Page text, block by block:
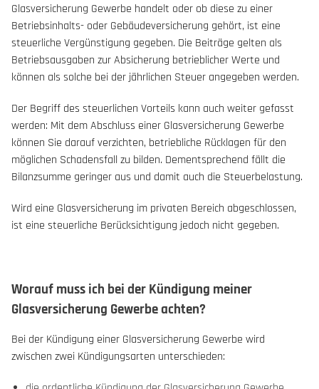
Glasversicherung Gewerbe handelt oder ob diese zu einer
Betriebsinhalts- oder Gebäudeversicherung gehört, ist eine
steuerliche Vergünstigung gegeben. Die Beiträge gelten als
Betriebsausgaben zur Absicherung betrieblicher Werte und
können als solche bei der jährlichen Steuer angegeben werden.
Der Begriff des steuerlichen Vorteils kann auch weiter gefasst
werden: Mit dem Abschluss einer Glasversicherung Gewerbe
können Sie darauf verzichten, betriebliche Rücklagen für den
möglichen Schadensfall zu bilden. Dementsprechend fällt die
Bilanzsumme geringer aus und damit auch die Steuerbelastung.
Wird eine Glasversicherung im privaten Bereich abgeschlossen,
ist eine steuerliche Berücksichtigung jedoch nicht gegeben.
Worauf muss ich bei der Kündigung meiner
Glasversicherung Gewerbe achten?
Bei der Kündigung einer Glasversicherung Gewerbe wird
zwischen zwei Kündigungsarten unterschieden: